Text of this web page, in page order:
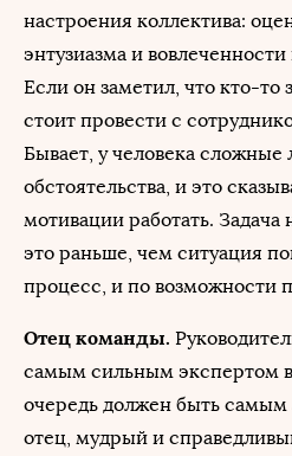
настроения коллектива:
энтузиазма и
Если он заметил, что кто-то
стоит провести с
Бывает, у человека сложные
обстоятельства, и это
мотивации работать. Задача
это раньше, чем ситуация
процесс, и по возможности
Отец команды.
самым сильным экспертом
очередь должен быть самым
отец, мудрый и